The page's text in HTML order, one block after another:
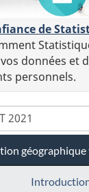
de
données et
personnels.
géographique